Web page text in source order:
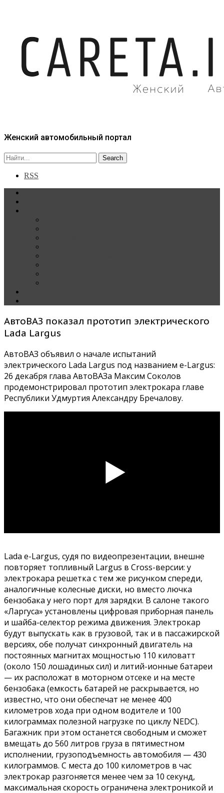
Женский автомобильный портал
RSS
АвтоВАЗ показал прототип электрического
Lada Largus
АвтоВАЗ объявил о начале испытаний
электрического Lada Largus под названием e-Largus:
26 декабря глава АвтоВАЗа Максим Соколов
продемонстрировал прототип электрокара главе
Республики Удмуртия Александру Бречалову.
Lada e-Largus, судя по видеопрезентации, внешне
повторяет топливный Largus в Cross-версии: у
электрокара решетка с тем же рисунком спереди,
аналогичные колесные диски, но вместо лючка
бензобака у него порт для зарядки. В салоне такого
«Ларгуса» установлены цифровая приборная панель
и шайба-селектор режима движения. Электрокар
будут выпускать как в грузовой, так и в пассажирской
версиях, обе получат синхронный двигатель на
постоянных магнитах мощностью 110 киловатт
(около 150 лошадиных сил) и литий-ионные батареи
— их расположат в моторном отсеке и на месте
бензобака (емкость батарей не раскрывается, но
известно, что они обеспечат не менее 400
километров хода при одном водителе и 100
килограммах полезной нагрузке по циклу NEDC).
Багажник при этом останется свободным и сможет
вмещать до 560 литров груза в пятиместном
исполнении, грузоподъемность автомобиля — 430
килограммов. С места до 100 километров в час
электрокар разгоняется менее чем за 10 секунд,
максимальная скорость ограничена электроникой и